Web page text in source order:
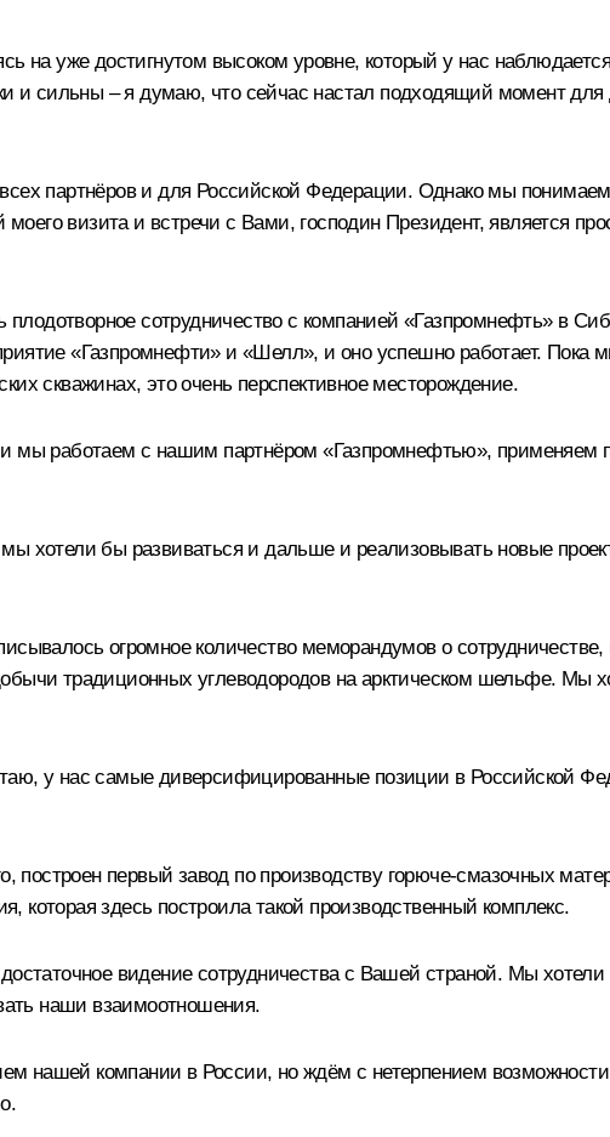
на уже достигнутом высоком уровне, который у нас
и сильны – я думаю, что сейчас настал подходящий момент
партнёров и для Российской Федерации. Однако мы понимаем,
визита и встречи с Вами, господин Президент, является
сотрудничество с компанией «Газпромнефть» в
«Газпромнефти» и «Шелл», и оно успешно работает. Пока
скважинах, это очень перспективное месторождение.
мы работаем с нашим партнёром «Газпромнефтью», применяем
хотели бы развиваться и дальше и реализовывать новые
огромное количество меморандумов о
традиционных углеводородов на арктическом шельфе. Мы
у нас самые диверсифицированные позиции в Российской
построен первый завод по производству горюче-смазочных
здесь построила такой производственный комплекс.
видение сотрудничества с Вашей страной. Мы хотели
наши взаимоотношения.
нашей компании в России, но ждём с нетерпением